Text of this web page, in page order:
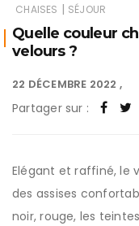
CHAISES | SÉJOUR
Quelle couleur
velours ?
22 DÉCEMBRE 2022
Partager sur :
Elégant et raffiné, le
des assises
noir, rouge, les